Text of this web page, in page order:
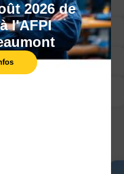
2026 de
l'AFPI